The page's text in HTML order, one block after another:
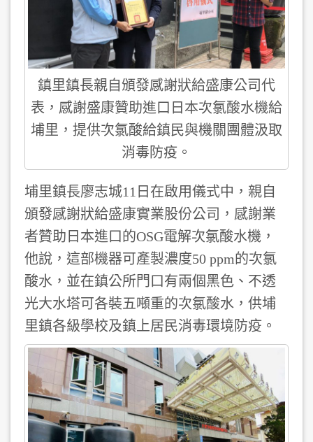
鎮里鎮長親自頒發感謝狀給盛康公司代
表，感謝盛康贊助進口日本次氯酸水機給
埔里，提供次氯酸給鎮民與機關團體汲取
消毒防疫。
埔里鎮長廖志城11日在啟用儀式中，親自
頒發感謝狀給盛康實業股份公司，感謝業
者贊助日本進口的OSG電解次氯酸水機，
他說，這部機器可產製濃度50 ppm的次氯
酸水，並在鎮公所門口有兩個黑色、不透
光大水塔可各裝五噸重的次氯酸水，供埔
里鎮各級學校及鎮上居民消毒環境防疫。